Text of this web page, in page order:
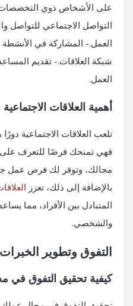
على الأشخاص ذوي التخصصات
التواصل الاجتماعي للتواصل
العمل.- المشاركة في الأنشطة
شبكة العلاقات.- تقديم
العمل.
أهمية العلاقات
تلعب العلاقات الاجتماعية
فهي تمنحك فرصًا للتعرف
مجالك، وتوفر لك فرص عمل
بالإضافة إلى ذلك، تعزز
المتبادل بين الأفراد، مما
والشخصي.
التفوق وتطوير الخبرات
كيفية تحقيق التفوق في